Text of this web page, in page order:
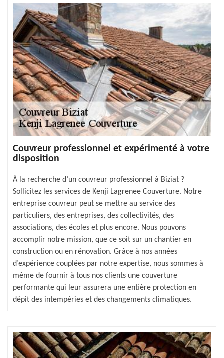
Couvreur professionnel et expérimenté à votre
disposition
À la recherche d’un couvreur professionnel à Biziat ?
Sollicitez les services de Kenji Lagrenee Couverture. Notre
entreprise couvreur peut se mettre au service des
particuliers, des entreprises, des collectivités, des
associations, des écoles et plus encore. Nous pouvons
accomplir notre mission, que ce soit sur un chantier en
construction ou en rénovation. Grâce à nos années
d’expérience couplées par notre expertise, nous sommes à
même de fournir à tous nos clients une couverture
performante qui leur assurera une entière protection en
dépit des intempéries et des changements climatiques.